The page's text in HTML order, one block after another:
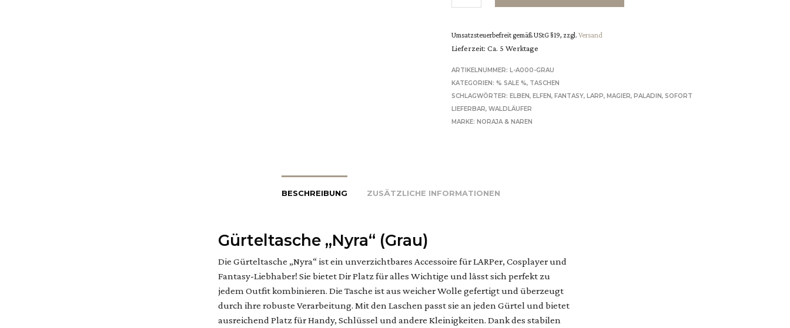
Umsatzsteuerbefreit gemäß UStG §19, zzgl.Versand
Lieferzeit: Ca. 5 Werktage
ARTIKELNUMMER:L-A000-GRAU
KATEGORIEN: % SALE %, TASCHEN
SCHLAGWÖRTER:ELBEN,ELFEN,FANTASY,LARP,MAGIER,PALADIN, SOFORT
LIEFERBAR,WALDLÄUFER
MARKE:NORAJA & NAREN
BESCHREIBUNG ZUSÄTZLICHE INFORMATIONEN
Gürteltasche „Nyra“ (Grau)
Die Gürteltasche „Nyra“ ist ein unverzichtbares Accessoire für LARPer, Cosplayer und
Fantasy-Liebhaber! Sie bietet Dir Platz für alles Wichtige und lässt sich perfekt zu
jedem Outfit kombinieren. Die Tasche ist aus weicher Wolle gefertigt und überzeugt
durch ihre robuste Verarbeitung. Mit den Laschen passt sie an jeden Gürtel und bietet
ausreichend Platz für Handy, Schlüssel und andere Kleinigkeiten. Dank des stabilen